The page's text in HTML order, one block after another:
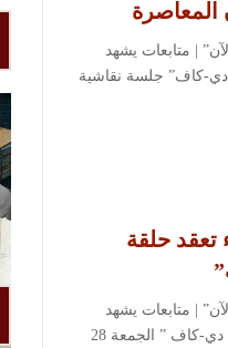
المعاصرة
متابعات يشهد
كاف” جلسة نقاشية
تعقد حلقة
متابعات يشهد
مهرجان وسط البلد للفنون المعاصرة ” دي-كاف ” الجمعة 28